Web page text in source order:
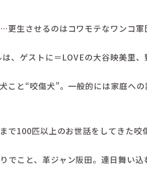
生させるのはコワモテなワンコ軍
、ゲストに＝LOVEの大谷映美里、
こと“咬傷犬”。一般的には家庭へ
で100匹以上のお世話をしてきた咬
でこと、革ジャン阪田。連日舞い